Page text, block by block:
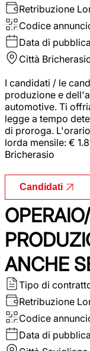
Retribuzione
Codice
Data di
Città
I candidati / le
produzione e
automotive. Ti
legge a tempo
di proroga.
lorda mensile: €
Bricherasio
Candidati
ANCHE
Tipo di
Retribuzione
Codice
Data di